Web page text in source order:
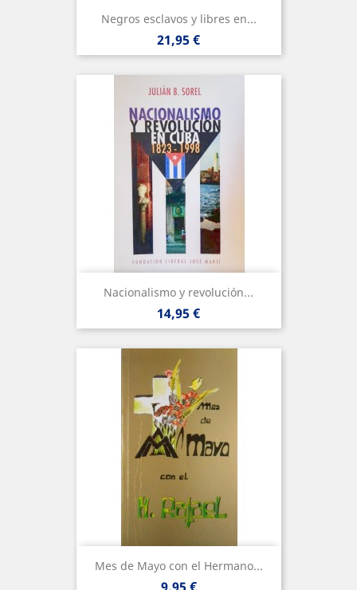
Negros esclavos y libres en...
Precio
21,95 €
Nacionalismo y revolución...
Precio
14,95 €
Mes de Mayo con el Hermano...
Precio